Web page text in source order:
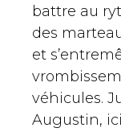
battre au
des
et
véhicules.
Augustin,